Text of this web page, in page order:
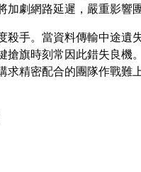
劇網路延遲，嚴重影響
殺手。當資料傳輸中途遺
旗時刻常因此錯失良機
精密配合的團隊作戰難上